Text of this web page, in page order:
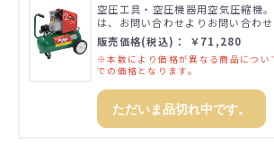
空圧工具・空圧機器用空気圧縮機
は、お問い合わせよりお問い合わ
販売価格(税込)： ￥71,280
※本数により価格が異なる商品につい
での価格となります。
ただいま品切れ中です。